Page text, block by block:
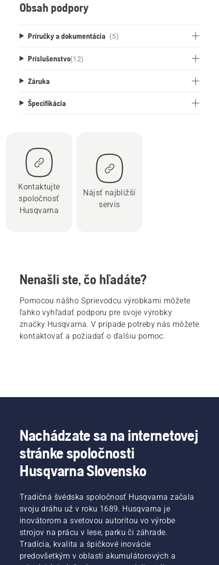
Obsah podpory
Príručky a dokumentácia (5)
Príslušenstvo(12)
Záruka
Špecifikácia
Kontaktujte
spoločnosť
Husqvarna
Nájsť najbližší
servis
Nenašli ste, čo hľadáte?
Pomocou nášho Sprievodcu výrobkami môžete
ľahko vyhľadať podporu pre svoje výrobky
značky Husqvarna. V prípade potreby nás môžete
kontaktovať a požiadať o ďalšiu pomoc.
Nachádzate sa na internetovej
stránke spoločnosti
Husqvarna Slovensko
Tradičná švédska spoločnosť Husqvarna začala
svoju dráhu už v roku 1689. Husqvarna je
inovátorom a svetovou autoritou vo výrobe
strojov na prácu v lese, parku či záhrade.
Tradícia, kvalita a špičkové inovácie
predovšetkým v oblasti akumulátorových a